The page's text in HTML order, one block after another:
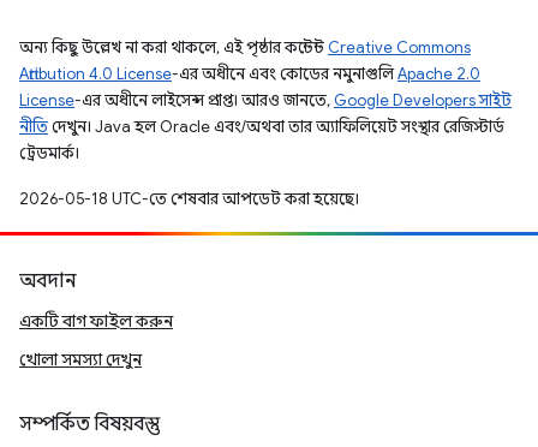
অন্য কিছু উল্লেখ না করা থাকলে, এই পৃষ্ঠার কন্টেন্ট Creative Commons
Attribution 4.0 License-এর অধীনে এবং কোডের নমুনাগুলিApache 2.0
License-এর অধীনে লাইসেন্স প্রাপ্ত। আরও জানতে, Google Developers সাইট
নীতিদেখুন। Java হল Oracle এবং/অথবা তার অ্যাফিলিয়েট সংস্থার রেজিস্টার্ড
ট্রেডমার্ক।
2026-05-18 UTC-তে শেষবার আপডেট করা হয়েছে।
অবদান
একটি বাগ ফাইল করুন
খোলা সমস্যা দেখুন
সম্পর্কিত বিষয়বস্তু